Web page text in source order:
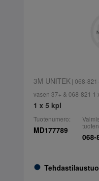
3M UNITEK| 068-
vasen 37+ & 068-821 1
1 x 5 kpl
Tuotenumero:
MD177789
068-